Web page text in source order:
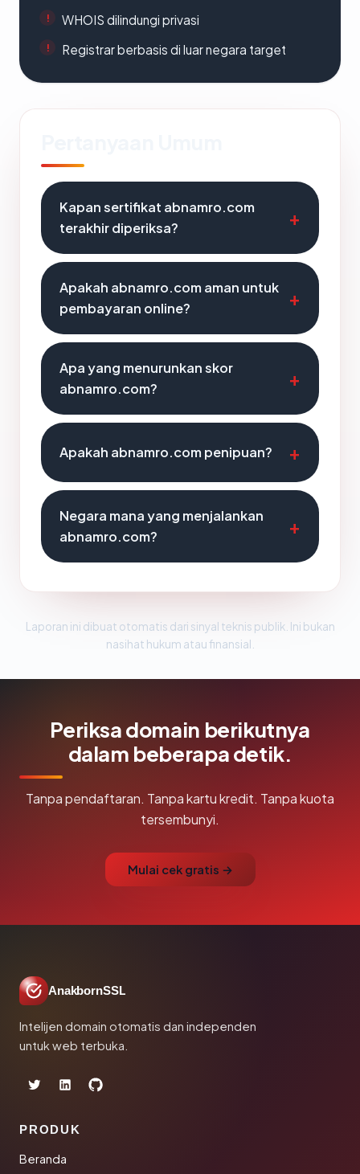
WHOIS dilindungi privasi
Registrar berbasis di luar negara target
Kapan sertifikat abnamro.com
terakhir diperiksa?
Apakah abnamro.com aman untuk
pembayaran online?
Apa yang menurunkan skor
abnamro.com?
Apakah abnamro.com penipuan?
Negara mana yang menjalankan
abnamro.com?
Laporan ini dibuat otomatis dari sinyal teknis publik. Ini bukan
nasihat hukum atau finansial.
Periksa domain berikutnya
dalam beberapa detik.
Tanpa pendaftaran. Tanpa kartu kredit. Tanpa kuota
tersembunyi.
Mulai cek gratis →
AnakbornSSL
Intelijen domain otomatis dan independen
untuk web terbuka.
PRODUK
Beranda